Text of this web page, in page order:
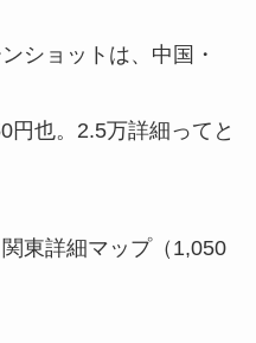
ショットは、中国・
円也。2.5万詳細ってと
東詳細マップ（1,050